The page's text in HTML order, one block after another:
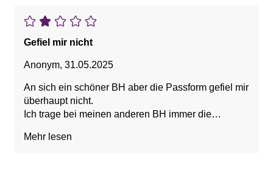
Gefiel mir nicht
Anonym, 31.05.2025
An sich ein schöner BH aber die Passform gefiel mir
überhaupt nicht.
Ich trage bei meinen anderen BH immer die
BH Schalen total ab.
Mehr lesen